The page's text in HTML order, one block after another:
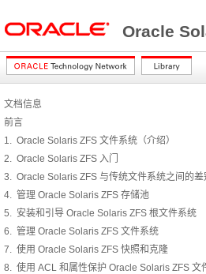
Oracle
文档信息
前言
1. Oracle Solaris ZFS 文件系统（介绍）
2. Oracle Solaris ZFS 入门
3. Oracle Solaris ZFS 与传统文件系统之间的差
4. 管理 Oracle Solaris ZFS 存储池
5. 安装和引导 Oracle Solaris ZFS 根文件系统
6. 管理 Oracle Solaris ZFS 文件系统
7. 使用 Oracle Solaris ZFS 快照和克隆
8. 使用 ACL 和属性保护 Oracle Solaris ZFS 文